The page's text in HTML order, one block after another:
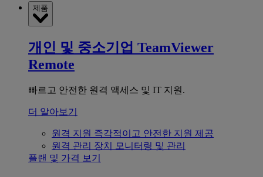
제품
개인 및 중소기업 TeamViewer
Remote
빠르고 안전한 원격 액세스 및 IT 지원.
더 알아보기
원격 지원 즉각적이고 안전한 지원 제공
원격 관리 장치 모니터링 및 관리
플랜 및 가격 보기